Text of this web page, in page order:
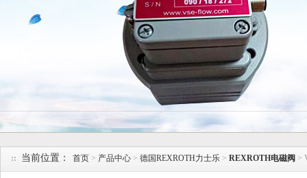
上海维特锐实业发展有限公司
当前位置： 首页 > 产品中心 > 德国REXROTH力士乐 > REXROTH电磁阀 >